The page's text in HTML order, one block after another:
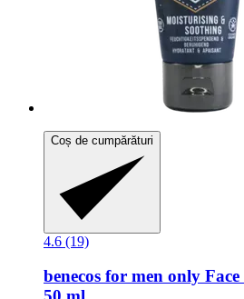
Coș de cumpărături
4.6 (19)
benecos for men only